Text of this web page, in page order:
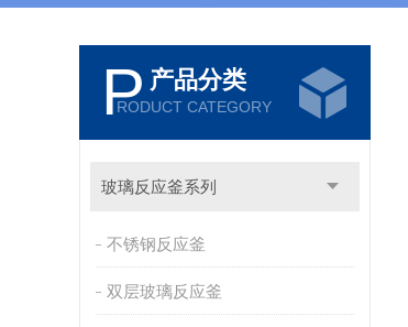
P 产品分类
RODUCT CATEGORY
玻璃反应釜系列
不锈钢反应釜
双层玻璃反应釜